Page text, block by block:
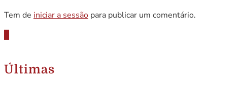
Tem de iniciar a sessão para publicar um comentário.
Últimas